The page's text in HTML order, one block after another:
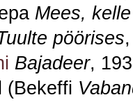
Mees,
pöörises
Bajadeer,
(Bekeffi